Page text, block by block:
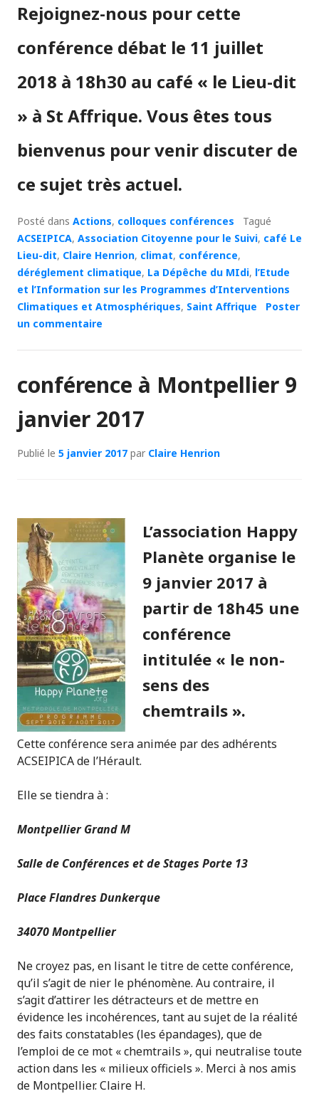
Rejoignez-nous pour cette
conférence débat le 11 juillet
2018 à 18h30 au café « le Lieu-dit
» à St Affrique. Vous êtes tous
bienvenus pour venir discuter de
ce sujet très actuel.
Posté dans Actions, colloques conférences
Tagué
ACSEIPICA, Association Citoyenne pour le Suivi, café Le
Lieu-dit, Claire Henrion, climat, conférence,
déréglement climatique, La Dépêche du MIdi, l’Etude
et l’Information sur les Programmes d’Interventions
Climatiques et Atmosphériques, Saint Affrique
Poster
un commentaire
conférence à Montpellier 9
janvier 2017
Publié le 5 janvier 2017 par Claire Henrion
L’association Happy
Planète organise le
9 janvier 2017 à
partir de 18h45 une
conférence
intitulée « le non-
sens des
chemtrails ».
Cette conférence sera animée par des adhérents
ACSEIPICA de l’Hérault.
Elle se tiendra à :
Montpellier Grand M
Salle de Conférences et de Stages Porte 13
Place Flandres Dunkerque
34070 Montpellier
Ne croyez pas, en lisant le titre de cette conférence,
qu’il s’agit de nier le phénomène. Au contraire, il
s’agit d’attirer les détracteurs et de mettre en
évidence les incohérences, tant au sujet de la réalité
des faits constatables (les épandages), que de
l’emploi de ce mot « chemtrails », qui neutralise toute
action dans les « milieux officiels ». Merci à nos amis
de Montpellier. Claire H.